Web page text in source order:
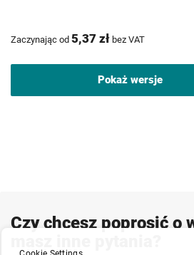
Zaczynając od 5,37 zł bez VAT
Pokaż wersje
Czy chcesz poprosić o